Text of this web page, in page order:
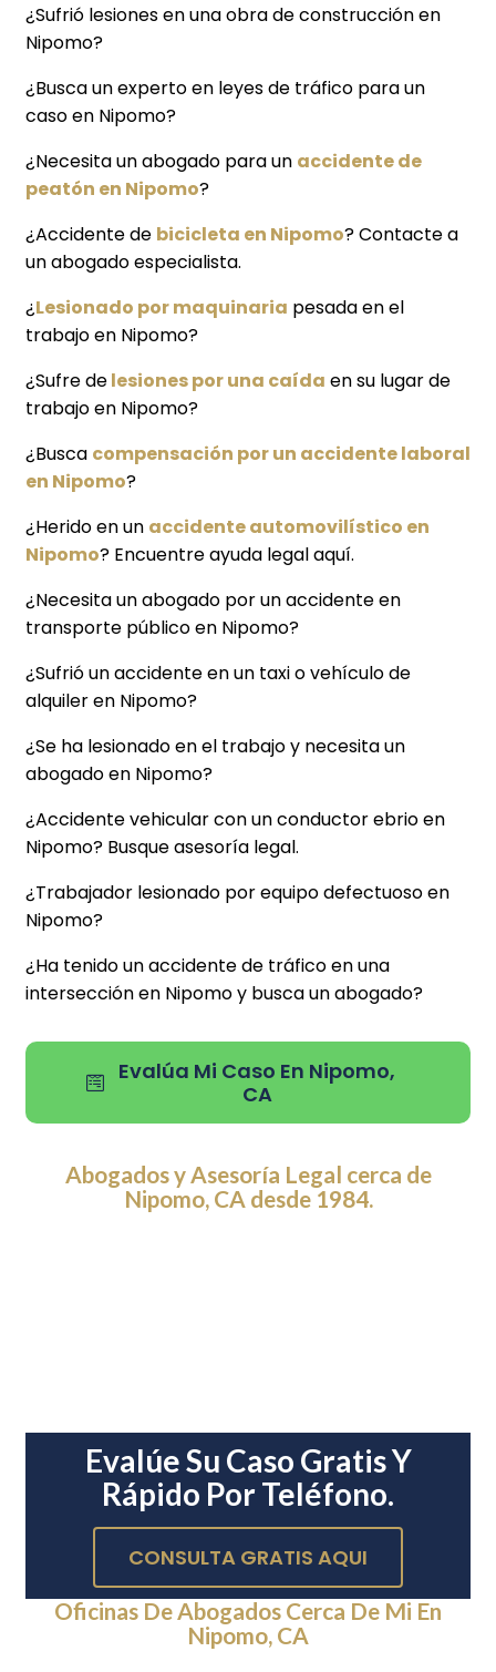
¿Sufrió lesiones en una obra de construcción en
Nipomo?
¿Busca un experto en leyes de tráfico para un
caso en Nipomo?
¿Necesita un abogado para un accidente de
peatón en Nipomo?
¿Accidente de bicicleta en Nipomo? Contacte a
un abogado especialista.
¿Lesionado por maquinaria pesada en el
trabajo en Nipomo?
¿Sufre delesiones por una caída en su lugar de
trabajo en Nipomo?
¿Busca compensación por un accidente laboral
en Nipomo?
¿Herido en un accidente automovilístico en
Nipomo? Encuentre ayuda legal aquí.
¿Necesita un abogado por un accidente en
transporte público en Nipomo?
¿Sufrió un accidente en un taxi o vehículo de
alquiler en Nipomo?
¿Se ha lesionado en el trabajo y necesita un
abogado en Nipomo?
¿Accidente vehicular con un conductor ebrio en
Nipomo? Busque asesoría legal.
¿Trabajador lesionado por equipo defectuoso en
Nipomo?
¿Ha tenido un accidente de tráfico en una
intersección en Nipomo y busca un abogado?
Evalúa Mi Caso En Nipomo,
CA
Abogados y Asesoría Legal cerca de
Nipomo, CA desde 1984.
Evalúe Su Caso Gratis Y
Rápido Por Teléfono.
CONSULTA GRATIS AQUI
Oficinas De Abogados Cerca De Mi En
Nipomo, CA